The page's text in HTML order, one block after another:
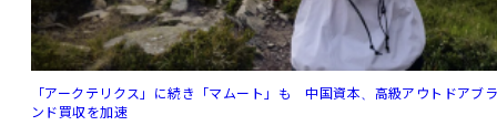
「アークテリクス」に続き「マムート」も 中国資本、高級アウトドアブ
ンド買収を加速